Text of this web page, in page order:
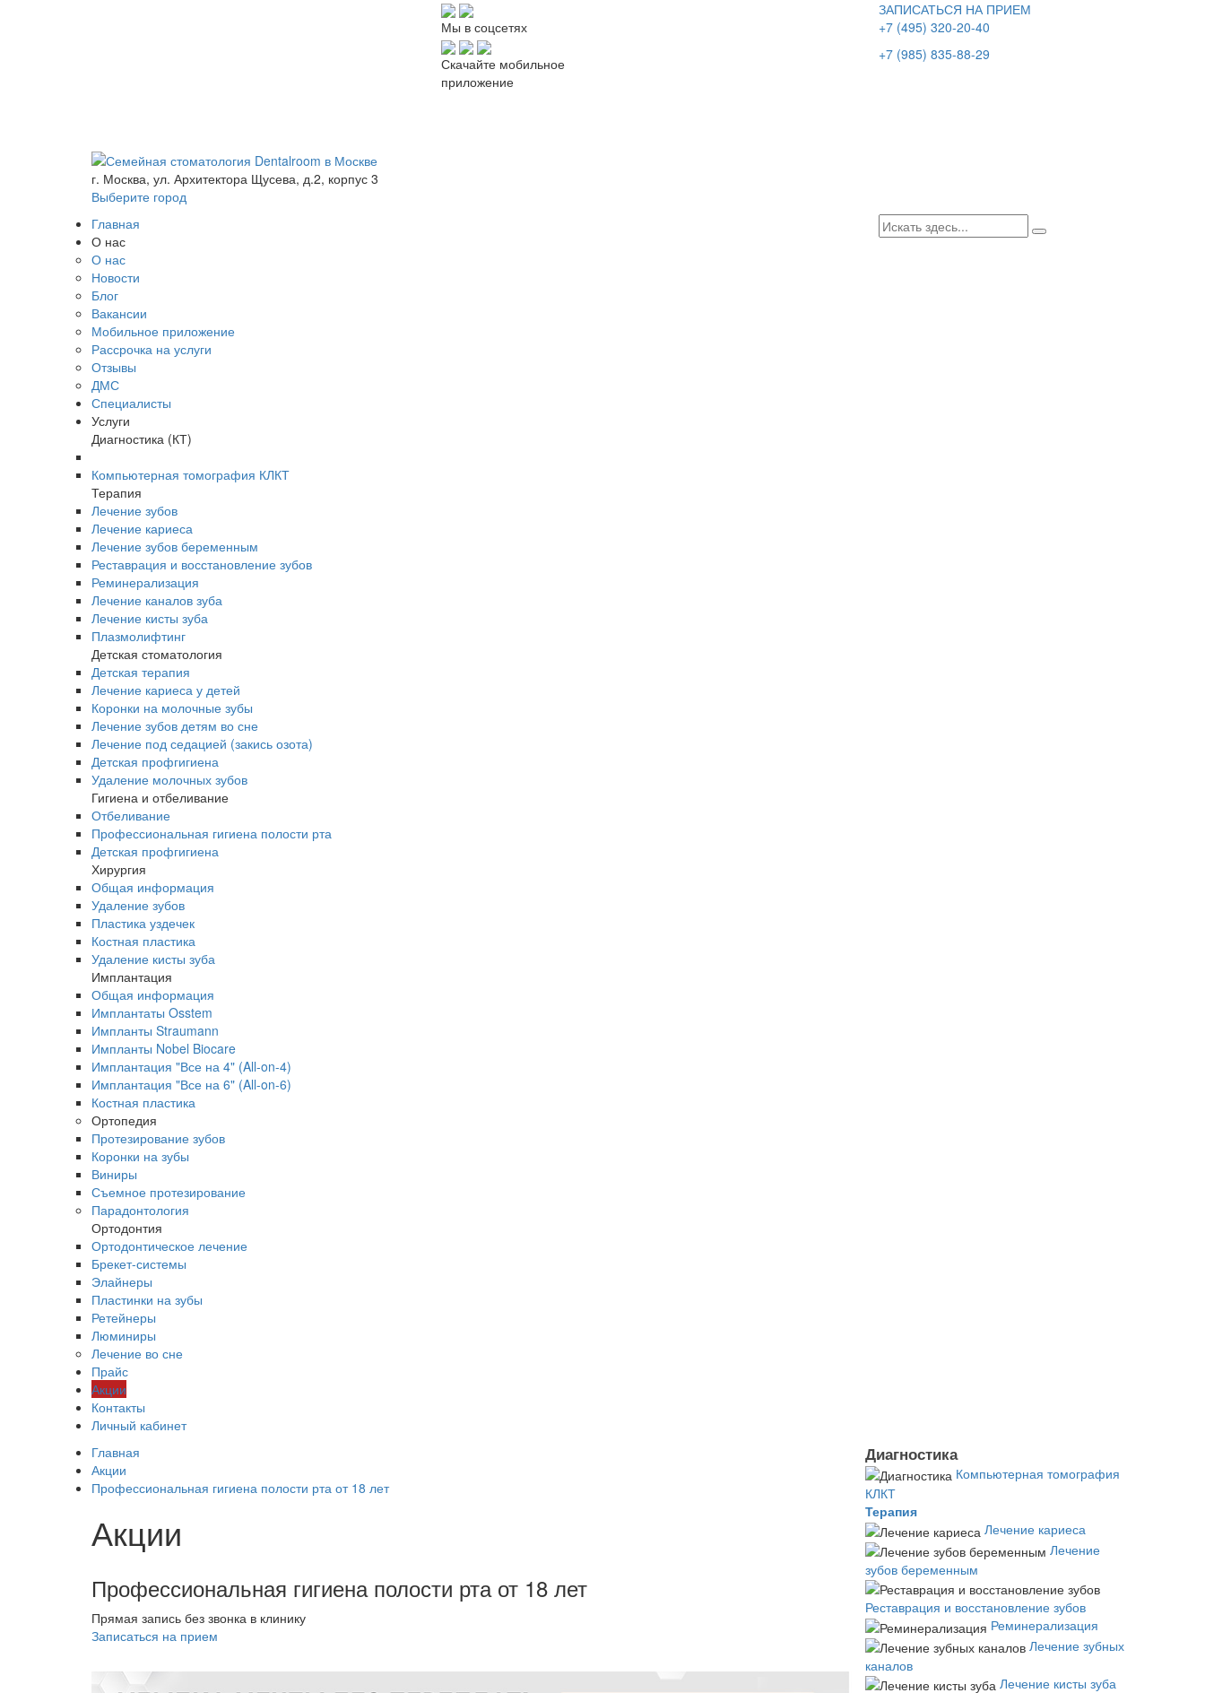
г. Москва, ул. Архитектора Щусева, д.2, корпус 3
Выберите город
Мы в соцсетях
Скачайте мобильное
приложение
ЗАПИСАТЬСЯ НА ПРИЕМ
+7 (495) 320-20-40
+7 (985) 835-88-29
Главная
О нас
О нас
Новости
Блог
Вакансии
Мобильное приложение
Рассрочка на услуги
Отзывы
ДМС
Специалисты
Услуги
Диагностика (КТ)
Компьютерная томография КЛКТ
Терапия
Лечение зубов
Лечение кариеса
Лечение зубов беременным
Реставрация и восстановление зубов
Реминерализация
Лечение каналов зуба
Лечение кисты зуба
Плазмолифтинг
Детская стоматология
Детская терапия
Лечение кариеса у детей
Коронки на молочные зубы
Лечение зубов детям во сне
Лечение под седацией (закись озота)
Детская профгигиена
Удаление молочных зубов
Гигиена и отбеливание
Отбеливание
Профессиональная гигиена полости рта
Детская профгигиена
Хирургия
Общая информация
Удаление зубов
Пластика уздечек
Костная пластика
Удаление кисты зуба
Имплантация
Общая информация
Имплантаты Osstem
Импланты Straumann
Импланты Nobel Biocare
Имплантация "Все на 4" (All-on-4)
Имплантация "Все на 6" (All-on-6)
Костная пластика
Ортопедия
Протезирование зубов
Коронки на зубы
Виниры
Съемное протезирование
Парадонтология
Ортодонтия
Ортодонтическое лечение
Брекет-системы
Элайнеры
Пластинки на зубы
Ретейнеры
Люминиры
Лечение во сне
Прайс
Акции
Контакты
Личный кабинет
Главная
Акции
Профессиональная гигиена полости рта от 18 лет
Акции
Профессиональная гигиена полости рта от 18 лет
Прямая запись без звонка в клинику
Записаться на прием
Диагностика
Компьютерная томография
КЛКТ
Терапия
Лечение кариеса
Лечение
зубов беременным
Реставрация и восстановление зубов
Реминерализация
Лечение зубных
каналов
Лечение кисты зуба